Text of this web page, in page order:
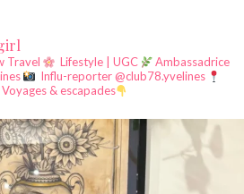
Travel Lifestyle | UGC
Ambassadrice
Influ-reporter @club78.yvelines
Voyages & escapades